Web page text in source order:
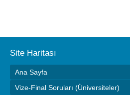
Site Haritası
Ana Sayfa
Vize-Final Soruları (Üniversiteler)